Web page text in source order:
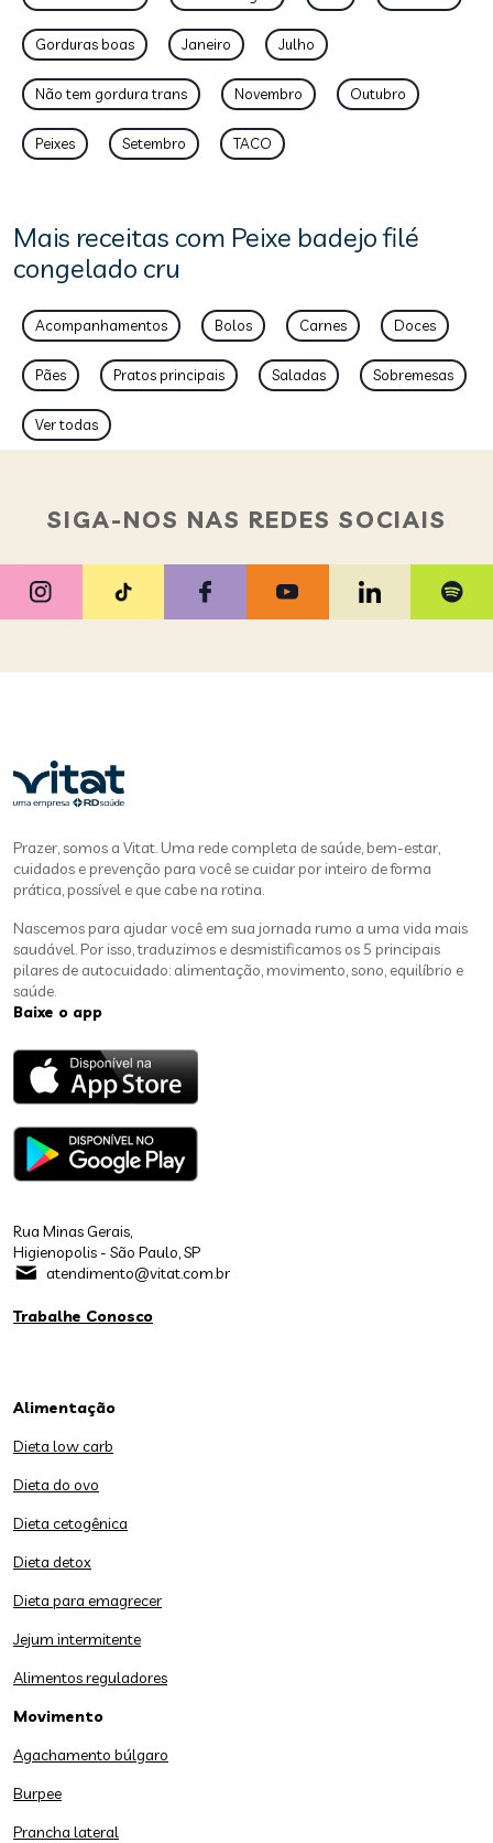
Gorduras boas Janeiro Julho
Não tem gordura trans Novembro Outubro
Peixes Setembro TACO
Mais receitas com Peixe badejo filé
congelado cru
Acompanhamentos Bolos Carnes Doces
Pães Pratos principais Saladas Sobremesas
Ver todas
SIGA-NOS NAS REDES SOCIAIS
Prazer, somos a Vitat. Uma rede completa de saúde, bem-estar,
cuidados e prevenção para você se cuidar por inteiro de forma
prática, possível e que cabe na rotina.
Nascemos para ajudar você em sua jornada rumo a uma vida mais
saudável. Por isso, traduzimos e desmistificamos os 5 principais
pilares de autocuidado: alimentação, movimento, sono, equilíbrio e
saúde.
Baixe o app
Rua Minas Gerais,
Higienopolis - São Paulo, SP
atendimento@vitat.com.br
Trabalhe Conosco
Alimentação
Dieta low carb
Dieta do ovo
Dieta cetogênica
Dieta detox
Dieta para emagrecer
Jejum intermitente
Alimentos reguladores
Movimento
Agachamento búlgaro
Burpee
Prancha lateral